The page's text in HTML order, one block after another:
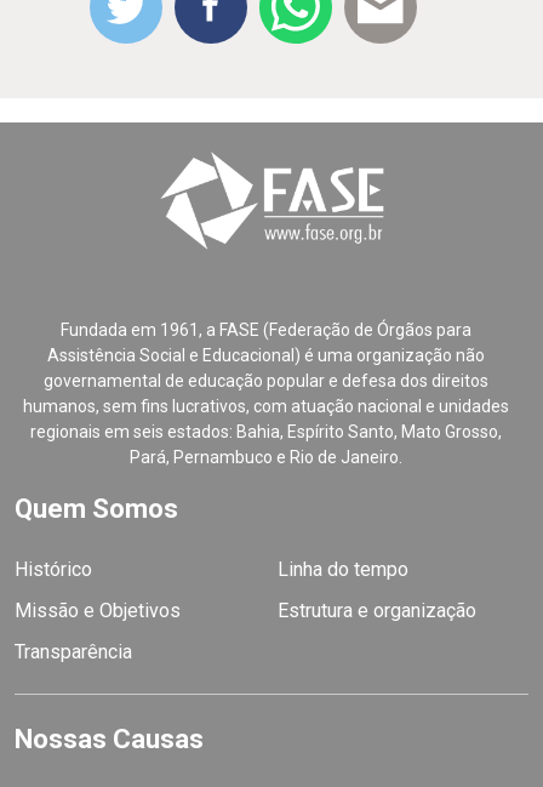
Fundada em 1961, a FASE (Federação de Órgãos para
Assistência Social e Educacional) é uma organização não
governamental de educação popular e defesa dos direitos
humanos, sem fins lucrativos, com atuação nacional e unidades
regionais em seis estados: Bahia, Espírito Santo, Mato Grosso,
Pará, Pernambuco e Rio de Janeiro.
Quem Somos
Histórico
Linha do tempo
Missão e Objetivos
Estrutura e organização
Transparência
Nossas Causas